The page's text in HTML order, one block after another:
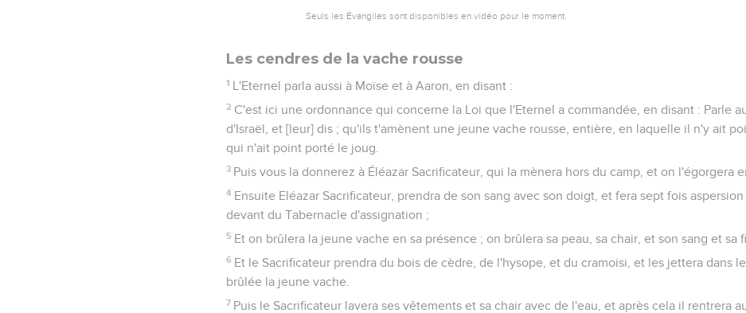
Seuls les Évangiles sont disponibles en vidéo pour le moment.
Les cendres de la vache rousse
1 L'Eternel parla aussi à Moïse et à Aaron, en disant :
2 C'est ici une ordonnance qui concerne la Loi que l'Eternel a commandée, en disant : Parle
d'Israël, et [leur] dis ; qu'ils t'amènent une jeune vache rousse, entière, en laquelle il n'y ait
qui n'ait point porté le joug.
3 Puis vous la donnerez à Éléazar Sacrificateur, qui la mènera hors du camp, et on l'égorgera
4 Ensuite Eléazar Sacrificateur, prendra de son sang avec son doigt, et fera sept fois
devant du Tabernacle d'assignation ;
5 Et on brûlera la jeune vache en sa présence ; on brûlera sa peau, sa chair, et son sang et sa
6 Et le Sacrificateur prendra du bois de cèdre, de l'hysope, et du cramoisi, et les jettera dans
brûlée la jeune vache.
7 Puis le Sacrificateur lavera ses vêtements et sa chair avec de l'eau, et après cela il rentrera